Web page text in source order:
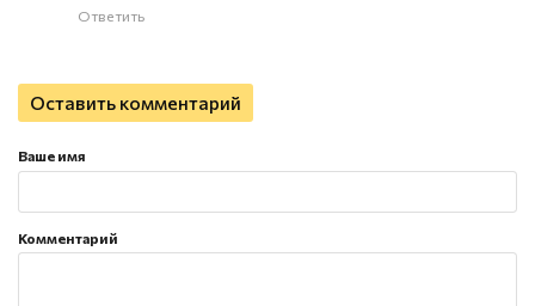
Ответить
Оставить комментарий
Ваше имя
Комментарий